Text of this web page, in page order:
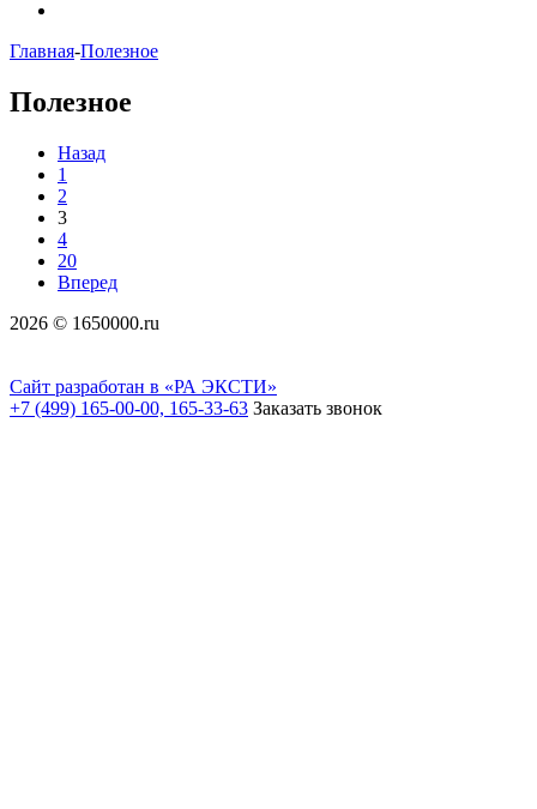
Главная-Полезное
Полезное
Назад
1
2
3
4
20
Вперед
2026 © 1650000.ru
Сайт разработан в «РА ЭКСТИ»
+7 (499) 165-00-00, 165-33-63 Заказать звонок